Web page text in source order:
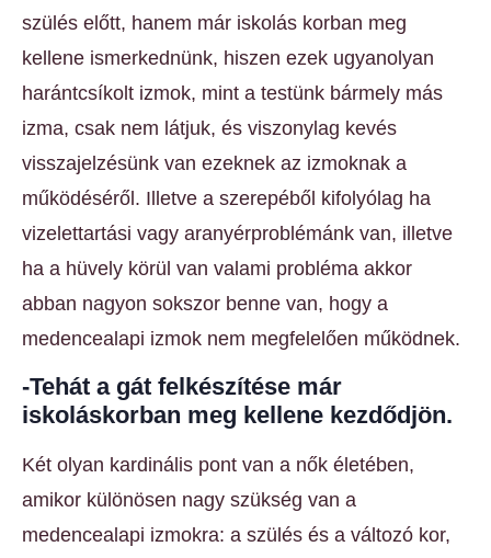
szülés előtt, hanem már iskolás korban meg
kellene ismerkednünk, hiszen ezek ugyanolyan
harántcsíkolt izmok, mint a testünk bármely más
izma, csak nem látjuk, és viszonylag kevés
visszajelzésünk van ezeknek az izmoknak a
működéséről. Illetve a szerepéből kifolyólag ha
vizelettartási vagy aranyérproblémánk van, illetve
ha a hüvely körül van valami probléma akkor
abban nagyon sokszor benne van, hogy a
medencealapi izmok nem megfelelően működnek.
-Tehát a gát felkészítése már
iskoláskorban meg kellene kezdődjön.
Két olyan kardinális pont van a nők életében,
amikor különösen nagy szükség van a
medencealapi izmokra: a szülés és a változó kor,